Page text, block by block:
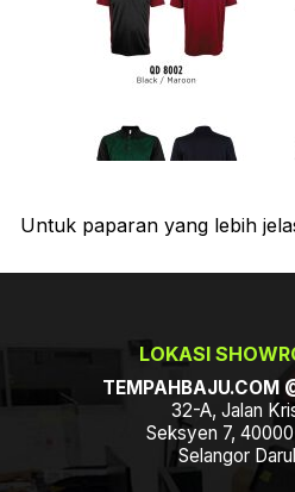
Untuk paparan yang lebih
LOKASI
TEMPAHBAJU.COM
32-A, Jalan
Seksyen 7,
Selangor